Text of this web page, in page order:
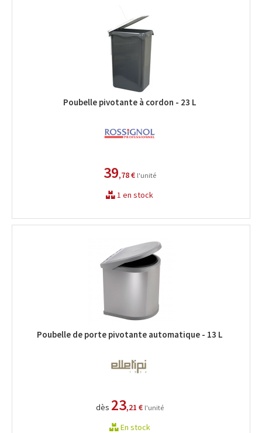
Poubelle pivotante à cordon - 23 L
39,78 € l'unité
1 en stock
Poubelle de porte pivotante automatique - 13 L
dès 23,21 € l'unité
En stock